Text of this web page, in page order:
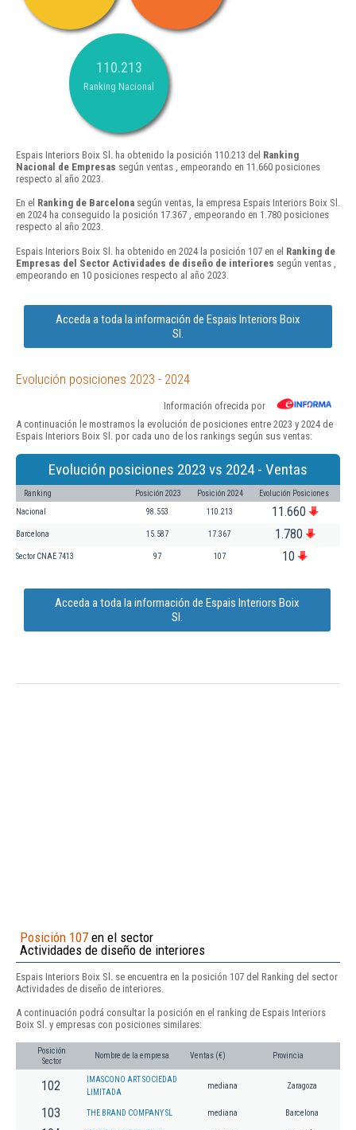
110.213
Ranking Nacional
Espais Interiors Boix Sl. ha obtenido la posición 110.213 del Ranking
Nacional de Empresas según ventas , empeorando en 11.660 posiciones
respecto al año 2023.
En el Ranking de Barcelona según ventas, la empresa Espais Interiors Boix Sl.
en 2024 ha conseguido la posición 17.367 , empeorando en 1.780 posiciones
respecto al año 2023.
Espais Interiors Boix Sl. ha obtenido en 2024 la posición 107 en el Ranking de
Empresas del Sector Actividades de diseño de interiores según ventas ,
empeorando en 10 posiciones respecto al año 2023.
Acceda a toda la información de Espais Interiors Boix
Sl.
Evolución posiciones 2023 - 2024
Información ofrecida por
A continuación le mostramos la evolución de posiciones entre 2023 y 2024 de
Espais Interiors Boix Sl. por cada uno de los rankings según sus ventas:
Evolución posiciones 2023 vs 2024 - Ventas
Ranking Posición 2023 Posición 2024 Evolución Posiciones
Nacional 98.553 110.213 11.660
Barcelona 15.587 17.367 1.780
Sector CNAE 7413 97 107 10
Acceda a toda la información de Espais Interiors Boix
Sl.
Posición 107 en el sector
Actividades de diseño de interiores
Espais Interiors Boix Sl. se encuentra en la posición 107 del Ranking del sector
Actividades de diseño de interiores.
A continuación podrá consultar la posición en el ranking de Espais Interiors
Boix Sl. y empresas con posiciones similares:
Posición
Sector
Nombre de la empresa Ventas (€) Provincia
102
IMASCONO ART SOCIEDAD
LIMITADA
mediana Zaragoza
103 THE BRAND COMPANY SL mediana Barcelona